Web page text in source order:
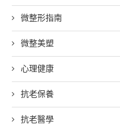
微整形指南
微整美塑
心理健康
抗老保養
抗老醫學